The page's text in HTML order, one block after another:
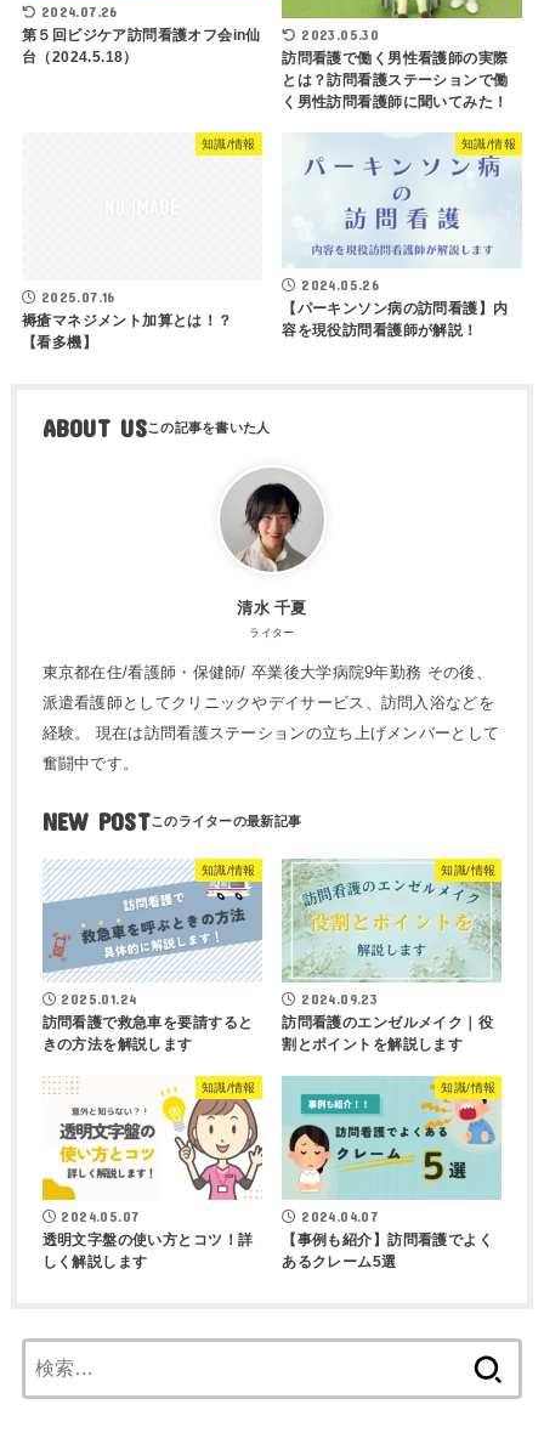
2024.07.26
第５回ビジケア訪問看護オフ会in仙
台（2024.5.18）
2023.05.30
訪問看護で働く男性看護師の実際
とは？訪問看護ステーションで働
く男性訪問看護師に聞いてみた！
知識/情報
2025.07.16
褥瘡マネジメント加算とは！？
【看多機】
知識/情報
2024.05.26
【パーキンソン病の訪問看護】内
容を現役訪問看護師が解説！
ABOUT US
清水 千夏
ライター
東京都在住/看護師・保健師/ 卒業後大学病院9年勤務 その後、
派遣看護師としてクリニックやデイサービス、訪問入浴などを
経験。 現在は訪問看護ステーションの立ち上げメンバーとして
奮闘中です。
NEW POST
知識/情報
2025.01.24
訪問看護で救急車を要請すると
きの方法を解説します
知識/情報
2024.09.23
訪問看護のエンゼルメイク｜役
割とポイントを解説します
知識/情報
2024.05.07
透明文字盤の使い方とコツ！詳
しく解説します
知識/情報
2024.04.07
【事例も紹介】訪問看護でよく
あるクレーム5選
索: